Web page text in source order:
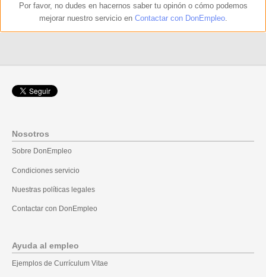
Por favor, no dudes en hacernos saber tu opinón o cómo podemos
mejorar nuestro servicio en Contactar con DonEmpleo.
Nosotros
Sobre DonEmpleo
Condiciones servicio
Nuestras políticas legales
Contactar con DonEmpleo
Ayuda al empleo
Ejemplos de Currículum Vitae